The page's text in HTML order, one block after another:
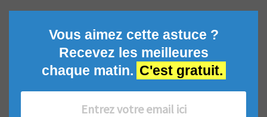
Vous aimez cette astuce ?
Recevez les meilleures
chaque matin. C'est gratuit.